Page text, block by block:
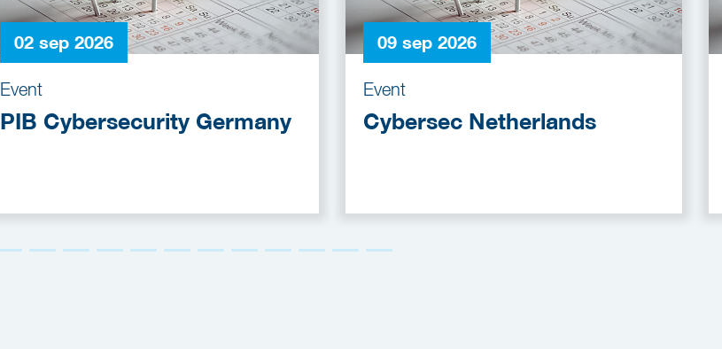
02 sep 2026
Event
PIB Cybersecurity Germany
09 sep 2026
Event
Cybersec Netherlands